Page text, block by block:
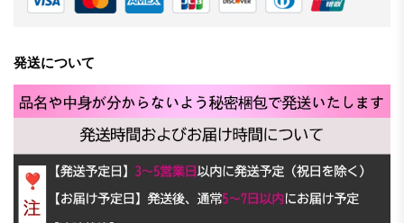
発送について